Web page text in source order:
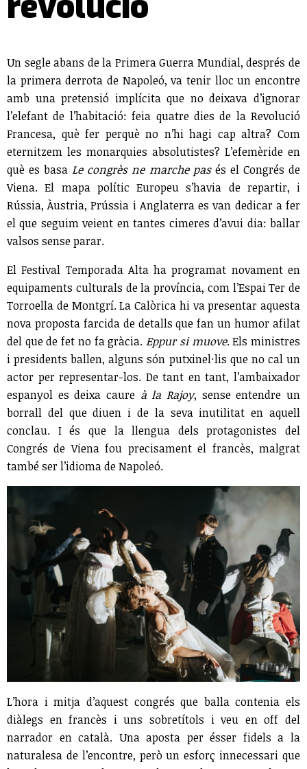
Un segle abans de la Primera Guerra Mundial, després de
la primera derrota de Napoleó, va tenir lloc un encontre
amb una pretensió implícita que no deixava d’ignorar
l’elefant de l’habitació: feia quatre dies de la Revolució
Francesa, què fer perquè no n’hi hagi cap altra? Com
eternitzem les monarquies absolutistes? L’efemèride en
què es basaLe congrès ne marche pasés el Congrés de
Viena. El mapa polític Europeu s’havia de repartir, i
Rússia, Àustria, Prússia i Anglaterra es van dedicar a fer
el que seguim veient en tantes cimeres d’avui dia: ballar
valsos sense parar.
El Festival Temporada Alta ha programat novament en
equipaments culturals de la província, com l’Espai Ter de
Torroella de Montgrí. La Calòrica hi va presentar aquesta
nova proposta farcida de detalls que fan un humor afilat
del que de fet no fa gràcia.Eppur si muove. Els ministres
i presidents ballen, alguns són putxinel·lis que no cal un
actor per representar-los. De tant en tant, l’ambaixador
espanyol es deixa caure à la Rajoy, sense entendre un
borrall del que diuen i de la seva inutilitat en aquell
conclau. I és que la llengua dels protagonistes del
Congrés de Viena fou precisament el francès, malgrat
també ser l’idioma de Napoleó.
L’hora i mitja d’aquest congrés que balla contenia els
diàlegs en francès i uns sobretítols i veu en off del
narrador en català. Una aposta per ésser fidels a la
naturalesa de l’encontre, però un esforç innecessari que